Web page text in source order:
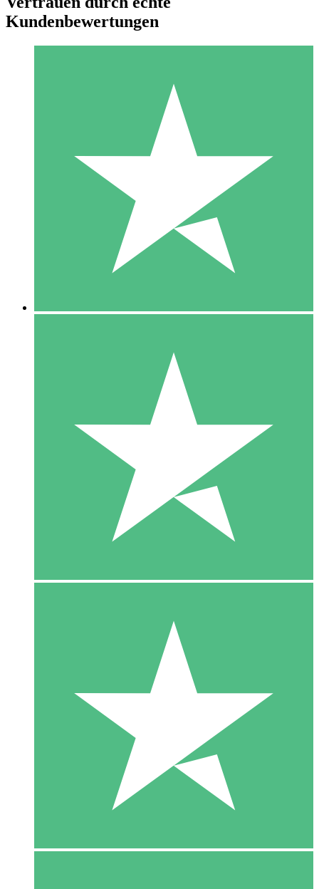
Individuelle Credit-Pakete
Zahlen Sie nach Bedarf mit Download-Credits. Keine
monatliche Verpflichtung erforderlich.
10 00
10 Downloads
20 00
Kundenbewertungen